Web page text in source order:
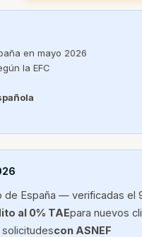
en mayo 2026
la EFC
de España — verificadas el
al 0% TAEpara nuevos
con ASNEF